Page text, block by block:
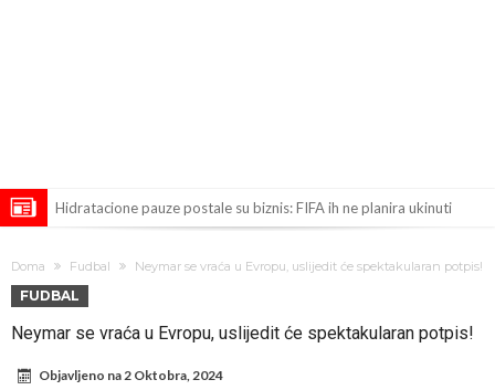
Hidratacione pauze postale su biznis: FIFA ih ne planira ukinuti
Infantino i ljubavnička veza: Kontroverzni detalji i novčana isplata iz
Doma Fudbal Neymar se vraća u Evropu, uslijedit će spektakularan potpis!
FUDBAL
Neymar se vraća u Evropu, uslijedit će spektakularan potpis!
Objavljeno na2 Oktobra, 2024